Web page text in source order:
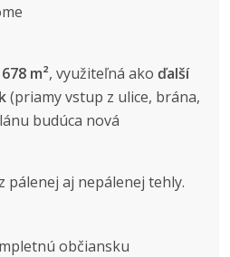
m², využiteľná ako ďalší
(priamy vstup z ulice, brána,
budúca nová
pálenej aj nepálenej tehly.
občiansku